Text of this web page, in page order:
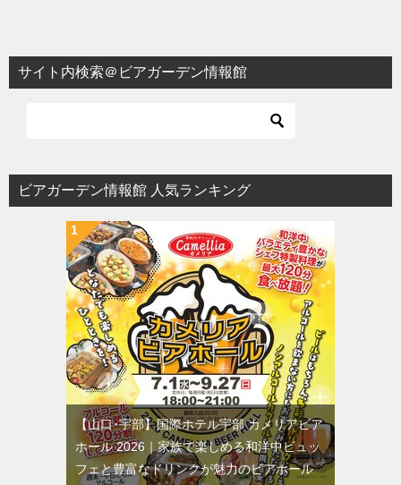
ビ
ゲ
ョ
ン
サイト内検索＠ビアガーデン情報館
ビアガーデン情報館 人気ランキング
【山口･宇部】国際ホテル宇部 カメリアビア
ホール 2026｜家族で楽しめる和洋中ビュッ
フェと豊富なドリンクが魅力のビアホール